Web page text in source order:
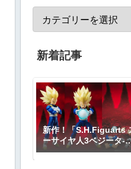
新着記事
新作！「S.H.Figuarts
ーサイヤ人3ベジータ-
DAIMA-」がプレミア